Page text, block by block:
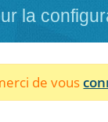
la
de vous